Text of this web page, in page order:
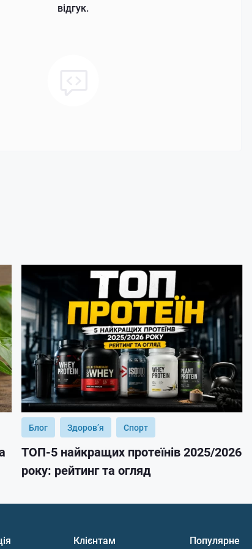
відгук.
Блог Здоров’я Спорт
ТОП-5 найкращих протеїнів 2025/2026
року: рейтинг та огляд
Клієнтам Популярне